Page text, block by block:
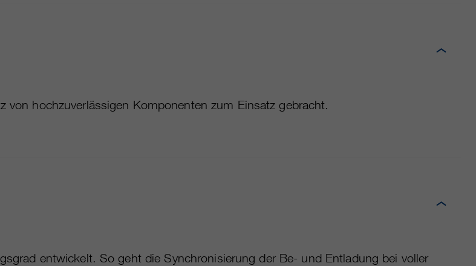
hochzuverlässigen Komponenten zum Einsatz gebracht.
entwickelt. So geht die Synchronisierung der Be- und Entladung bei voller